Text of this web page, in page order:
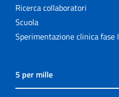
Ricerca collaboratori
Scuola
Sperimentazione clinica fase I
5 per mille